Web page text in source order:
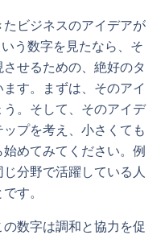
ビジネスのアイデアが
う数字を見たなら、そ
せるための、絶好のタ
す。まずは、そのアイ
。そして、そのアイデ
プを考え、小さくても
めてみてください。例
分野で活躍している人
す。
数字は調和と協力を促